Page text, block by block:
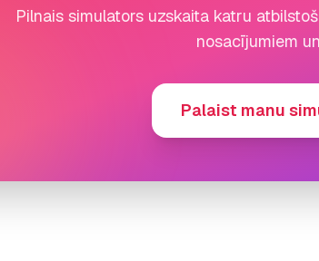
Pilnais simulators uzskaita katru
nosacījumiem
Palaist manu